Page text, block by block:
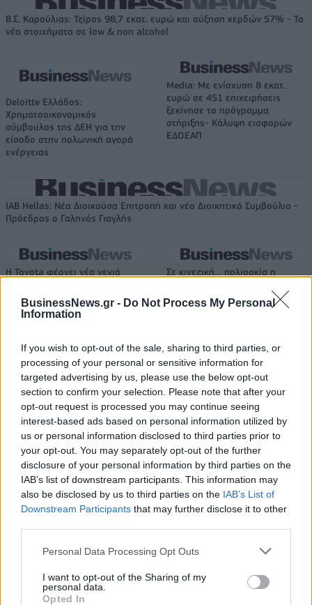
BusinessNews.gr - Do Not Process My Personal
Information
If you wish to opt-out of the sale, sharing to third parties, or
processing of your personal or sensitive information for
targeted advertising by us, please use the below opt-out
section to confirm your selection. Please note that after your
opt-out request is processed you may continue seeing
interest-based ads based on personal information utilized by
us or personal information disclosed to third parties prior to
your opt-out. You may separately opt-out of the further
disclosure of your personal information by third parties on the
IAB’s list of downstream participants. This information may
also be disclosed by us to third parties on the IAB’s List of
Downstream Participants that may further disclose it to other
Personal Data Processing Opt Outs
I want to opt-out of the Sharing of my
personal data.
Opted In
Β.Σ. Καρούλιας: Τζίρος 98,7 εκατ. ευρώ και αύξηση κερδών 57% - Τα
νέα στοιχήματα σε low & non alcohol
Deloitte Ελλάδος:
Χρηματοοικονομικός
σύμβουλος της ΔΕΗ για την
είσοδο στην πολωνική αγορά
ενέργειας
Media: Με ενίσχυση 8 εκατ.
ευρώ σε 451 επιχειρήσεις
ξεκίνησε το πρόγραμμα
στήριξης- Κάλυψη εισφορών
ΕΔΟΕΑΠ
IAB Hellas: Νέα Διοικούσα Επιτροπή και νέο Διοικητικό Συμβούλιο -
Πρόεδρος ο Γαληνός Γιαγλής
Η Toyota φέρνει νέα γενιά
Σε κινεζική… πολιορκία η
αυτοκινητοβιομηχανία
Νέο Audi A2 e-tron με στόχο την κορυφή της αποδοτικότητας
Ευρωπαϊκό Παίδων: Λύγισε
στην παράταση η Ελλάδα, 96-
Γιαννακόπουλος: «Όταν σου
ρίχνουν μια πέτρα, τους
ΕΛΣΤΑΤ: Στο 3,4% υποχώρησε ο πληθωρισμός τον Ιούλιο
Χρηματοδότηση 8 εκατ. ευρώ
Ξεκίνησε το πενταετές
πρόγραμμα ενίσχυσης του
Metlen: Ρεκόρ EBITDA στο α'
Καθαρά κέρδη 313 εκατ. ευρώ